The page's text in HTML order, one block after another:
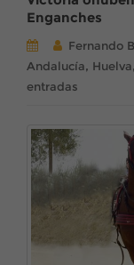
Enganches
Fernando
Andalucía, Huelva,
entradas